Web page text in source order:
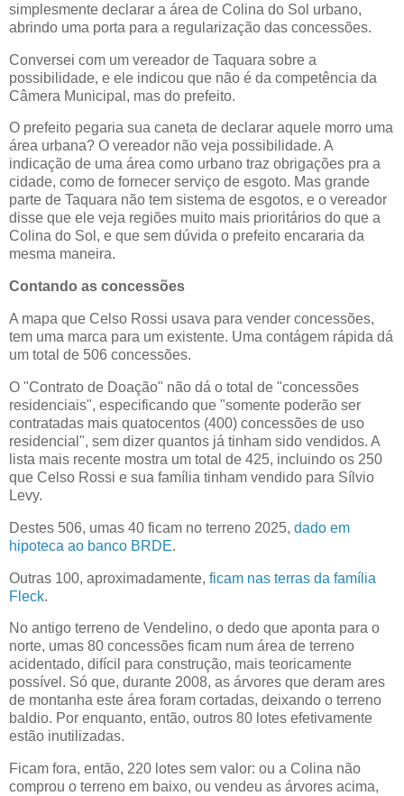
simplesmente declarar a área de Colina do Sol urbano,
abrindo uma porta para a regularização das concessões.
Conversei com um vereador de Taquara sobre a
possibilidade, e ele indicou que não é da competência da
Câmera Municipal, mas do prefeito.
O prefeito pegaria sua caneta de declarar aquele morro uma
área urbana? O vereador não veja possibilidade. A
indicação de uma área como urbano traz obrigações pra a
cidade, como de fornecer serviço de esgoto. Mas grande
parte de Taquara não tem sistema de esgotos, e o vereador
disse que ele veja regiões muito mais prioritários do que a
Colina do Sol, e que sem dúvida o prefeito encararia da
mesma maneira.
Contando as concessões
A mapa que Celso Rossi usava para vender concessões,
tem uma marca para um existente. Uma contágem rápida dá
um total de 506 concessões.
O "Contrato de Doação" não dá o total de "concessões
residenciais", especificando que "somente poderão ser
contratadas mais quatocentos (400) concessões de uso
residencial", sem dizer quantos já tinham sido vendidos. A
lista mais recente mostra um total de 425, incluindo os 250
que Celso Rossi e sua família tinham vendido para Sílvio
Levy.
Destes 506, umas 40 ficam no terreno 2025, dado em
hipoteca ao banco BRDE.
Outras 100, aproximadamente, ficam nas terras da família
Fleck.
No antigo terreno de Vendelino, o dedo que aponta para o
norte, umas 80 concessões ficam num área de terreno
acidentado, difícil para construção, mais teoricamente
possível. Só que, durante 2008, as árvores que deram ares
de montanha este área foram cortadas, deixando o terreno
baldio. Por enquanto, então, outros 80 lotes efetivamente
estão inutilizadas.
Ficam fora, então, 220 lotes sem valor: ou a Colina não
comprou o terreno em baixo, ou vendeu as árvores acima,